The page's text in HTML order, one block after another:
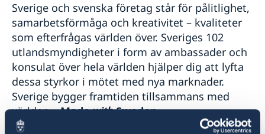
Nyheter
Sverige och svenska företag står för pålitlighet,
samarbetsförmåga och kreativitet – kvaliteter
som efterfrågas världen över. Sveriges 102
utlandsmyndigheter i form av ambassader och
konsulat över hela världen hjälper dig att lyfta
dessa styrkor i mötet med nya marknader.
Sverige bygger framtiden tillsammans med
världen –MadewithSweden.